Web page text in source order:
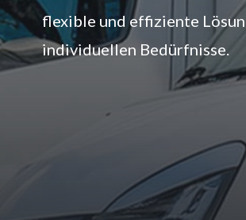
flexible und effiziente
individuellen Bedürfnisse.